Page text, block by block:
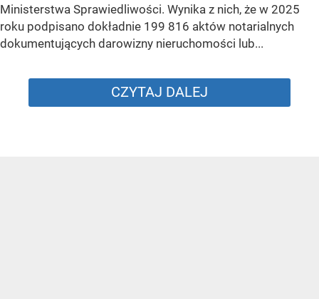
Ministerstwa Sprawiedliwości. Wynika z nich, że w 2025
roku podpisano dokładnie 199 816 aktów notarialnych
dokumentujących darowizny nieruchomości lub...
CZYTAJ DALEJ